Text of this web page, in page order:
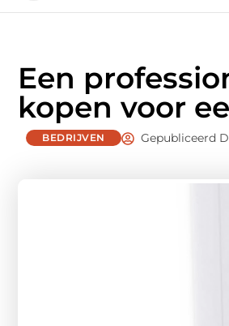
Een
kopen voor
BEDRIJVEN Gepubliceerd